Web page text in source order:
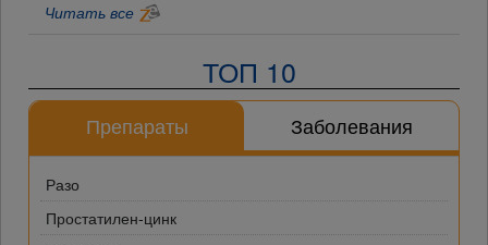
Читать все
ТОП 10
Препараты Заболевания
Разо
Простатилен-цинк